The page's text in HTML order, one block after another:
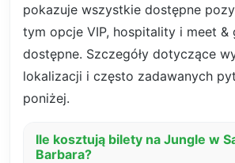
pokazuje wszystkie dostępne
tym opcje VIP, hospitality i meet &
dostępne. Szczegóły dotyczące
lokalizacji i często zadawanych
poniżej.
Ile kosztują bilety na Jungle w
Barbara?